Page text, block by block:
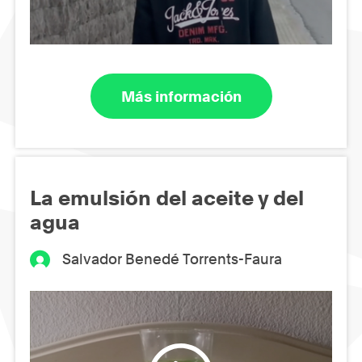
Más información
La emulsión del aceite y del
agua
Salvador Benedé Torrents-Faura